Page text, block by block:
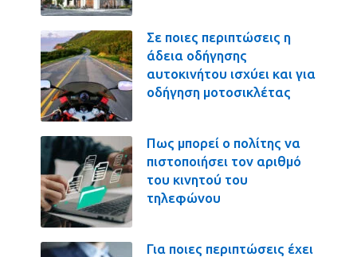
Σε ποιες περιπτώσεις η
άδεια οδήγησης
αυτοκινήτου ισχύει και για
οδήγηση μοτοσικλέτας
Πως μπορεί ο πολίτης να
πιστοποιήσει τον αριθμό
του κινητού του
τηλεφώνου
Για ποιες περιπτώσεις έχει